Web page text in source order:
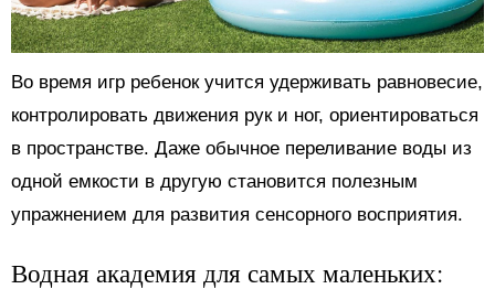
Во время игр ребенок учится удерживать равновесие,
контролировать движения рук и ног, ориентироваться
в пространстве. Даже обычное переливание воды из
одной емкости в другую становится полезным
упражнением для развития сенсорного восприятия.
Водная академия для самых маленьких: